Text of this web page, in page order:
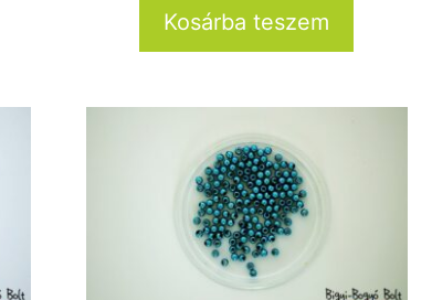
Kosárba teszem